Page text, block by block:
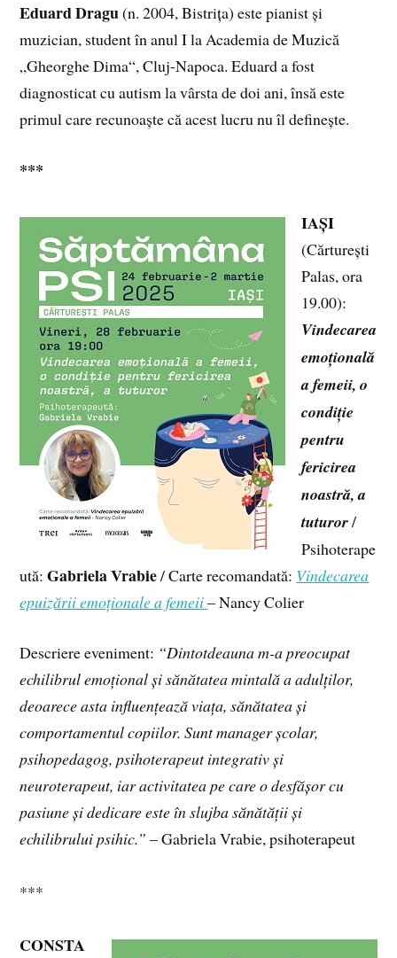
Eduard Dragu(n. 2004, Bistrița) este pianist și
muzician, student în anul I la Academia de Muzică
„Gheorghe Dima“, Cluj-Napoca. Eduard a fost
diagnosticat cu autism la vârsta de doi ani, însă este
primul care recunoaște că acest lucru nu îl definește.
***
IAȘI
(Cărturești
Palas, ora
19.00):
Vindecarea
emoțională
a femeii, o
condiție
pentru
fericirea
noastră, a
tuturor/
Psihoterape
ută:Gabriela Vrabie/ Carte recomandată: Vindecarea
epuizării emoționale a femeii– Nancy Colier
Descriere eveniment: “Dintotdeauna m-a preocupat
echilibrul emoțional și sănătatea mintală a adulților,
deoarece asta influențează viața, sănătatea și
comportamentul copiilor. Sunt manager școlar,
psihopedagog, psihoterapeut integrativ și
neuroterapeut, iar activitatea pe care o desfășor cu
pasiune și dedicare este în slujba sănătății și
echilibrului psihic.” – Gabriela Vrabie, psihoterapeut
***
CONSTA